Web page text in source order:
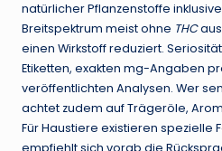
natürlicher Pflanzenstoffe
Breitspektrum meist ohne THC
einen Wirkstoff reduziert.
Etiketten, exakten mg-Angaben
veröffentlichten Analysen. Wer
achtet zudem auf Trägeröle,
Für Haustiere existieren spezielle
empfiehlt sich vorab die